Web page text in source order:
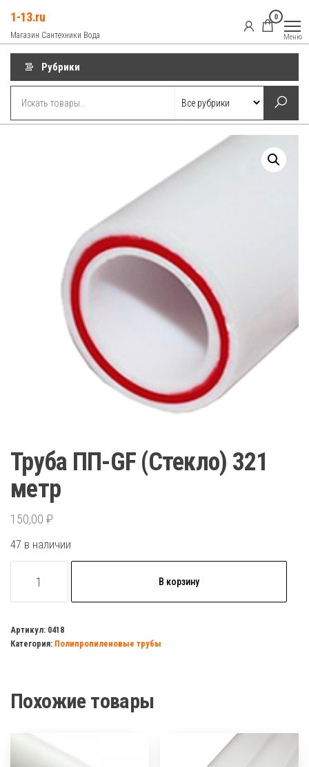
содержимому
1-13.ru
Магазин Сантехники Вода
0
Меню
Рубрики
Труба ПП-GF (Стекло) 321
метр
150,00 ₽
47 в наличии
товара
ПП-
GF
метр
В корзину
Артикул: 0418
Категория: Полипропиленовые трубы
Похожие товары